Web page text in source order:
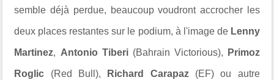
semble déjà perdue, beaucoup voudront accrocher les
deux places restantes sur le podium, à l'image de Lenny
Martinez, Antonio Tiberi(Bahrain Victorious), Primoz
Roglic (Red Bull), Richard Carapaz(EF) ou autre